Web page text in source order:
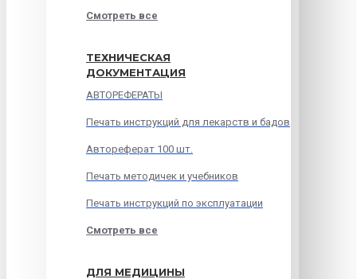
Смотреть все
ТЕХНИЧЕСКАЯ
ДОКУМЕНТАЦИЯ
АВТОРЕФЕРАТЫ
Печать инструкций для лекарств и бадов
Автореферат 100 шт.
Печать методичек и учебников
Печать инструкций по эксплуатации
Смотреть все
ДЛЯ МЕДИЦИНЫ